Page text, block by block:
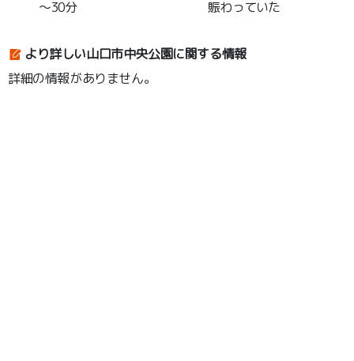
～30分 賑わっていた
より詳しい山口市中央公園に関する情報
詳細の情報がありません。